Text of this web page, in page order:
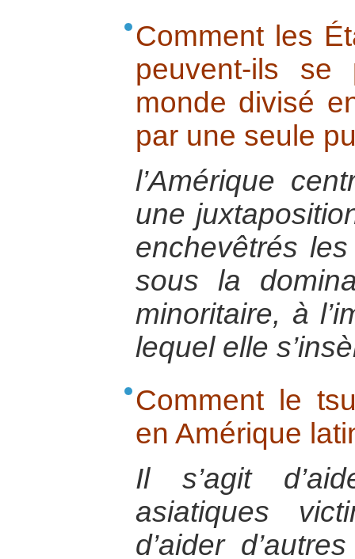
Comment les
peuvent-ils se
monde divisé
par une seule
l’Amérique
une
enchevêtrés
sous la
minoritaire, à
lequel elle
Comment le
en Amérique
Il s’agit
asiatiques
d’aider